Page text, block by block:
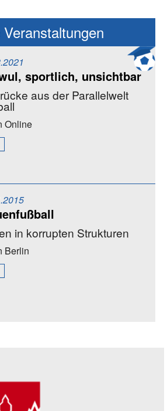
sportlich, unsichtbar
aus der Parallelwelt
Online
in korrupten Strukturen
Berlin